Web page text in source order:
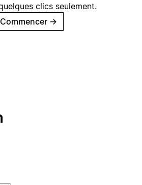
clics seulement.
Commencer →